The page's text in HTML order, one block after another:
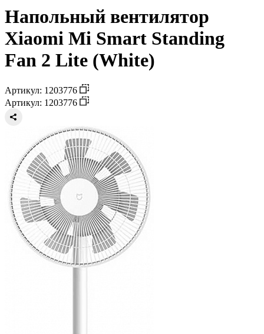
Напольный вентилятор
Xiaomi Mi Smart Standing
Fan 2 Lite (White)
Артикул: 1203776
Артикул: 1203776